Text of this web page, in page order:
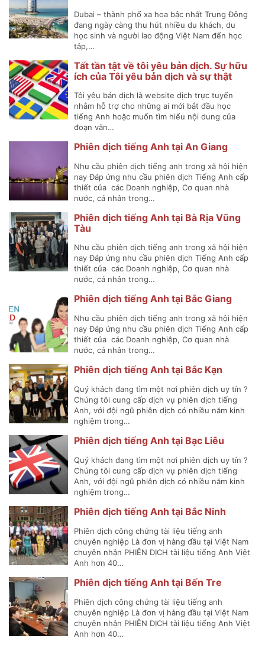
Dubai – thành phố xa hoa bậc nhất Trung Đông
đang ngày càng thu hút nhiều du khách, du
học sinh và người lao động Việt Nam đến học
tập,…
Tất tần tật về tôi yêu bản dịch. Sự hữu
ích của Tôi yêu bản dịch và sự thật
Tôi yêu bản dịch là website dịch trực tuyến
nhằm hỗ trợ cho những ai mới bắt đầu học
tiếng Anh hoặc muốn tìm hiểu nội dung của
đoạn văn…
Phiên dịch tiếng Anh tại An Giang
Nhu cầu phiên dịch tiếng anh trong xã hội hiện
nay Đáp ứng nhu cầu phiên dịch Tiếng Anh cấp
thiết của các Doanh nghiệp, Cơ quan nhà
nước, cá nhân trong…
Phiên dịch tiếng Anh tại Bà Rịa Vũng
Tàu
Nhu cầu phiên dịch tiếng anh trong xã hội hiện
nay Đáp ứng nhu cầu phiên dịch Tiếng Anh cấp
thiết của các Doanh nghiệp, Cơ quan nhà
nước, cá nhân trong…
Phiên dịch tiếng Anh tại Bắc Giang
Nhu cầu phiên dịch tiếng anh trong xã hội hiện
nay Đáp ứng nhu cầu phiên dịch Tiếng Anh cấp
thiết của các Doanh nghiệp, Cơ quan nhà
nước, cá nhân trong…
Phiên dịch tiếng Anh tại Bắc Kạn
Quý khách đang tìm một nơi phiên dịch uy tín ?
Chúng tôi cung cấp dịch vụ phiên dịch tiếng
Anh, với đội ngũ phiên dịch có nhiều năm kinh
nghiệm trong…
Phiên dịch tiếng Anh tại Bạc Liêu
Quý khách đang tìm một nơi phiên dịch uy tín ?
Chúng tôi cung cấp dịch vụ phiên dịch tiếng
Anh, với đội ngũ phiên dịch có nhiều năm kinh
nghiệm trong…
Phiên dịch tiếng Anh tại Bắc Ninh
Phiên dịch công chứng tài liệu tiếng anh
chuyên nghiệp Là đơn vị hàng đầu tại Việt Nam
chuyên nhận PHIÊN DỊCH tài liệu tiếng Anh Việt
Anh hơn 40…
Phiên dịch tiếng Anh tại Bến Tre
Phiên dịch công chứng tài liệu tiếng anh
chuyên nghiệp Là đơn vị hàng đầu tại Việt Nam
chuyên nhận PHIÊN DỊCH tài liệu tiếng Anh Việt
Anh hơn 40…